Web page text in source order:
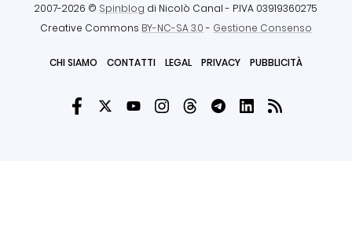
2007-2026 © Spinblog di Nicolò Canal - P.IVA 03919360275
Creative Commons BY-NC-SA 3.0- Gestione Consenso
CHI SIAMO CONTATTI LEGAL PRIVACY PUBBLICITÀ